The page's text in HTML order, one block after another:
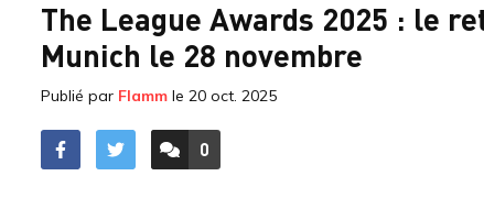
The League Awards 2025 : le
Munich le 28 novembre
Publié par Flamm le 20 oct. 2025
ACCÉDER AUX
0
COMMENTAIRES